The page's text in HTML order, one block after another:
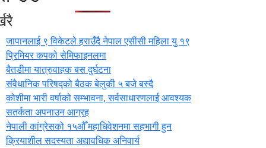
जापानलाई ९ विकेटले हराउँदै नेपाल एसीसी महिला यु १९
प्रिमियर कपको सेमिफाइनलमा
बैतडीमा यात्रुवाहक बस दुर्घटना
संवैधानिक परिषद्को बैठक बेलुकी ५ बजे बस्दै
कोशीमा भारी वर्षाको सम्भावना, सर्वसाधारणलाई आवश्यक
सतर्कता अपनाउन आग्रह
नेपाली कांग्रेसको १५औँ महाधिवेशनमा सहभागी हुन
क्रियाशील सदस्यता अद्यावधिक अनिवार्य